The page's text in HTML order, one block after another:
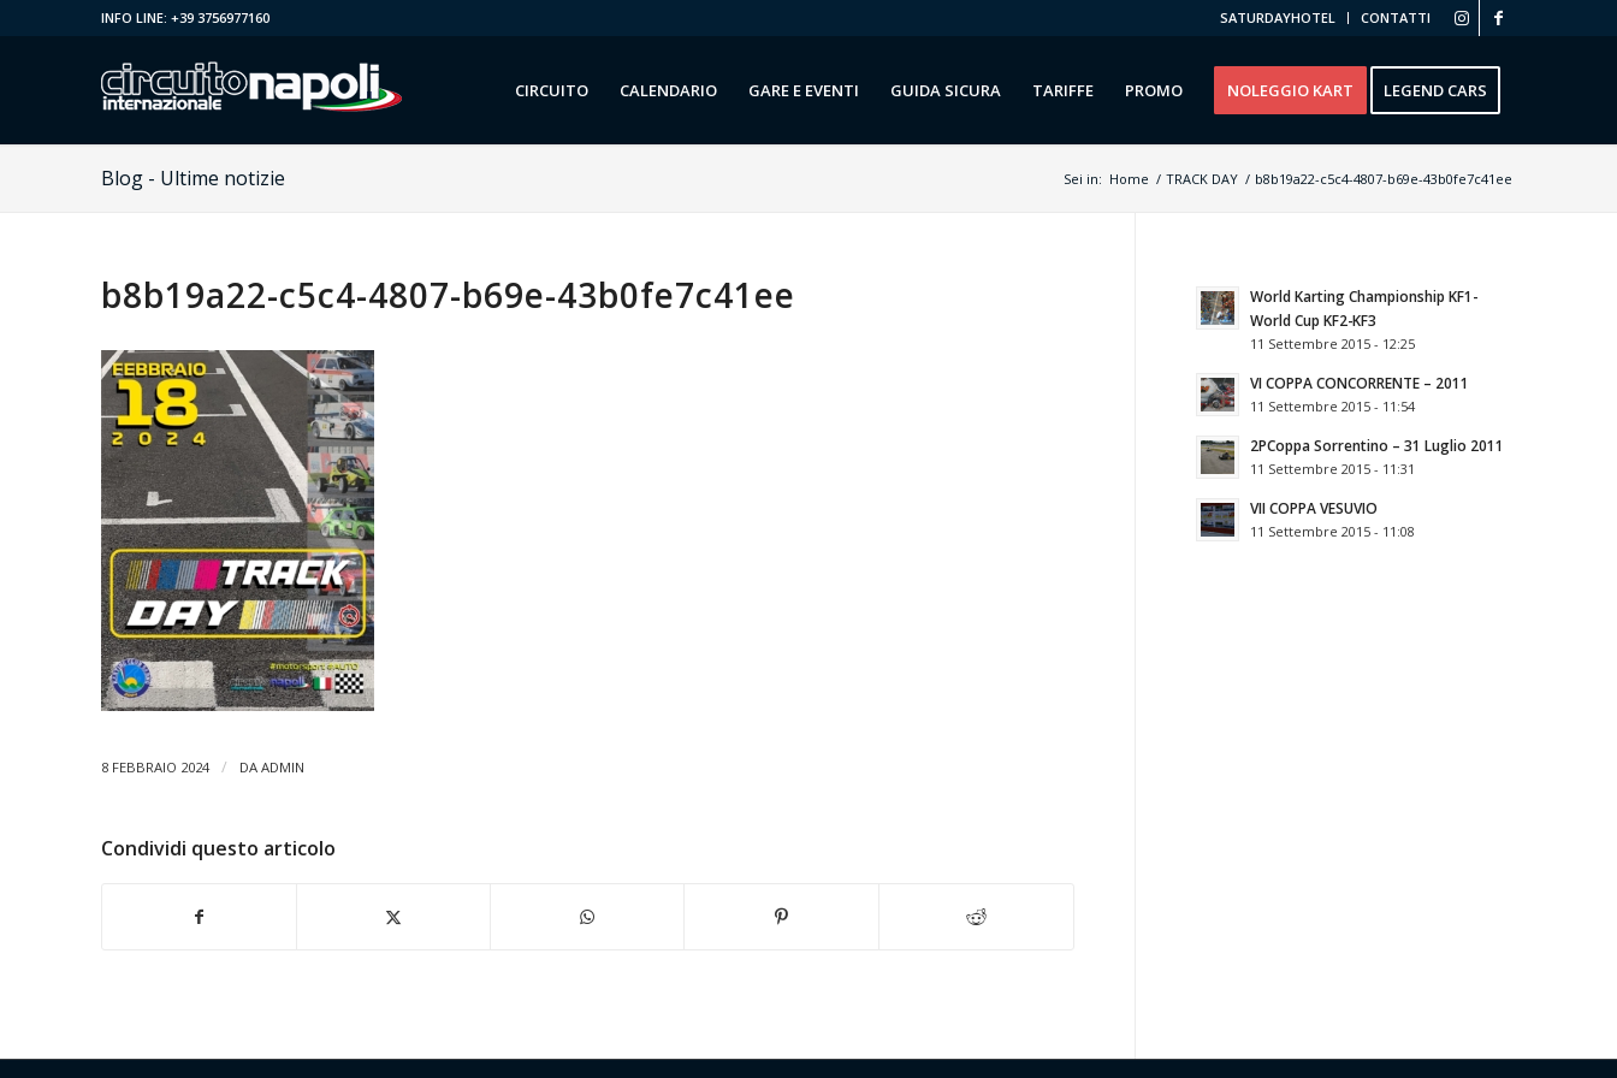
SATURDAYHOTEL CONTATTI
INFO LINE: +39 3756977160
CIRCUITO CALENDARIO GARE E EVENTI GUIDA SICURA TARIFFE PROMO NOLEGGIO KART LEGEND CARS
Blog - Ultime notizie Sei in: Home / TRACK DAY / b8b19a22-c5c4-4807-b69e-43b0fe7c41ee
b8b19a22-c5c4-4807-b69e-43b0fe7c41ee
8 FEBBRAIO 2024 / DA ADMIN
Condividi questo articolo
World Karting Championship KF1-
World Cup KF2-KF3
11 Settembre 2015 - 12:25
VI COPPA CONCORRENTE – 2011
11 Settembre 2015 - 11:54
2РCoppa Sorrentino – 31 Luglio 2011
11 Settembre 2015 - 11:31
VII COPPA VESUVIO
11 Settembre 2015 - 11:08